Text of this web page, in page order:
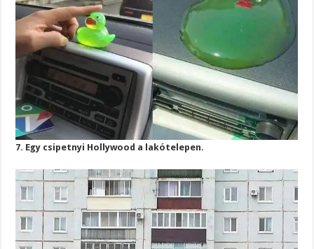
7. Egy csipetnyi Hollywood a lakótelepen.